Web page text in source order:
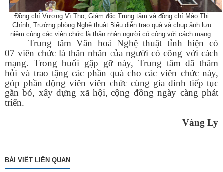
Đồng chí Vương Vĩ Thọ, Giám đốc Trung tâm và đồng chí Mào Thị
Chính, Trưởng phòng Nghệ thuật Biểu diễn trao quà và chụp ảnh lưu
niệm cùng các viên chức là thân nhân người có công với cách mạng.
Trung tâm Văn hoá Nghệ thuật tỉnh hiện có
07 viên chức là thân nhân của người có công với cách
mạng. Trong buổi gặp gỡ này, Trung tâm đã thăm
hỏi và trao tặng các phần quà cho các viên chức này,
góp phần động viên viên chức cùng gia đình tiếp tục
gắn bó, xây dựng xã hội, cộng đồng ngày càng phát
triển.
Vàng Ly
BÀI VIẾT LIÊN QUAN
Tên:
(Dự thảo NGHỊ QUYẾT Quy định nguyên tắc, tiêu chí, định
của ngân sách địa phương thực hiện Chương trình mục tiêu
Tên:(NGHỊ ĐỊNH1 Quy định về giá đất)